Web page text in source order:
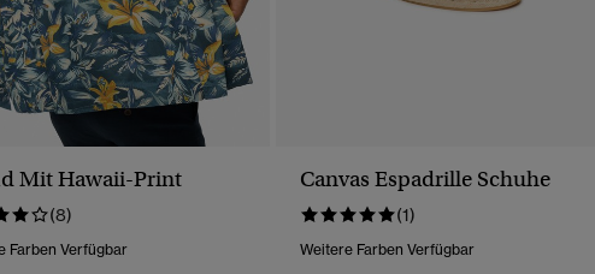
Mit Hawaii-Print
(8)
Farben Verfügbar
Canvas Espadrille Schuhe
(1)
Weitere Farben Verfügbar